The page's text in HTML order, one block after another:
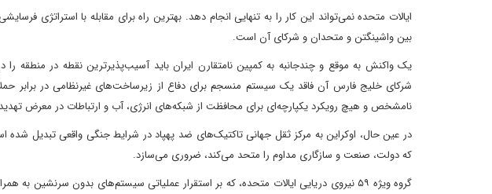
ایالات متحده نمی‌تواند این کار را به تنهایی انجام دهد. بهترین راه برای مقابله با استراتژی
بین واشینگتن و متحدان و شرکای آن است.
یک واکنش به موقع و چندجانبه به کمپین نامتقارن ایران باید آسیب‌پذیرترین نقطه در منطقه
شرکای خلیج فارس آن فاقد یک سیستم منسجم برای دفاع از زیرساخت‌های غیرنظامی در برابر
نامشخص و هیچ رویکرد یکپارچه‌ای برای محافظت از شبکه‌های انرژی، آب و ارتباطات در معرض
در عین حال، اوکراین به مرکز ثقل جهانی تاکتیک‌های ضد پهپاد در شرایط جنگی واقعی تبدیل شده
که دولت، صنعت و سازگاری مداوم را متحد می‌کند، ضروری می‌سازد.
گروه ویژه ۵۹ نیروی دریایی ایالات متحده، که بر استقرار عملیاتی سیستم‌های بدون سرنشین